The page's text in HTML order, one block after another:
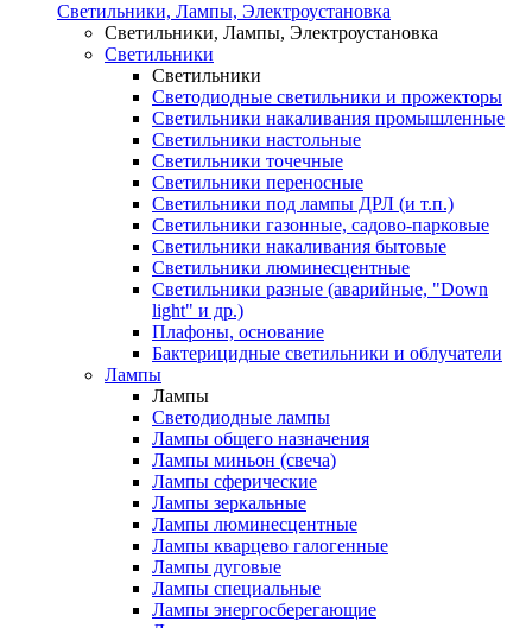
Светильники, Лампы, Электроустановка
Светильники, Лампы, Электроустановка
Светильники
Светильники
Светодиодные светильники и прожекторы
Светильники накаливания промышленные
Светильники настольные
Светильники точечные
Светильники переносные
Светильники под лампы ДРЛ (и т.п.)
Светильники газонные, садово-парковые
Светильники накаливания бытовые
Светильники люминесцентные
Светильники разные (аварийные, "Down
light" и др.)
Плафоны, основание
Бактерицидные светильники и облучатели
Лампы
Лампы
Светодиодные лампы
Лампы общего назначения
Лампы миньон (свеча)
Лампы сферические
Лампы зеркальные
Лампы люминесцентные
Лампы кварцево галогенные
Лампы дуговые
Лампы специальные
Лампы энергосберегающие